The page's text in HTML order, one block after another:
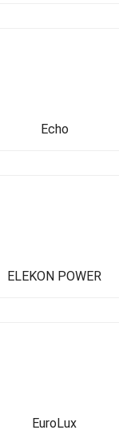
Echo
ELEKON POWER
EuroLux